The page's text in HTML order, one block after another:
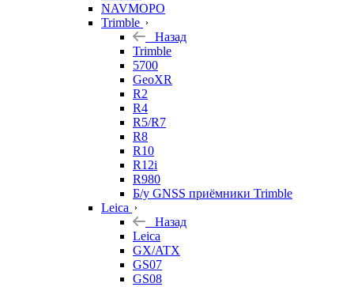
NAVMOPO
Trimble
Назад
Trimble
5700
GeoXR
R2
R4
R5/R7
R8
R10
R12i
R980
Б/у GNSS приёмники Trimble
Leica
Назад
Leica
GX/ATX
GS07
GS08